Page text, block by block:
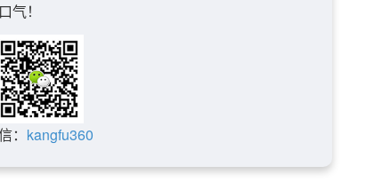
！
： kangfu360